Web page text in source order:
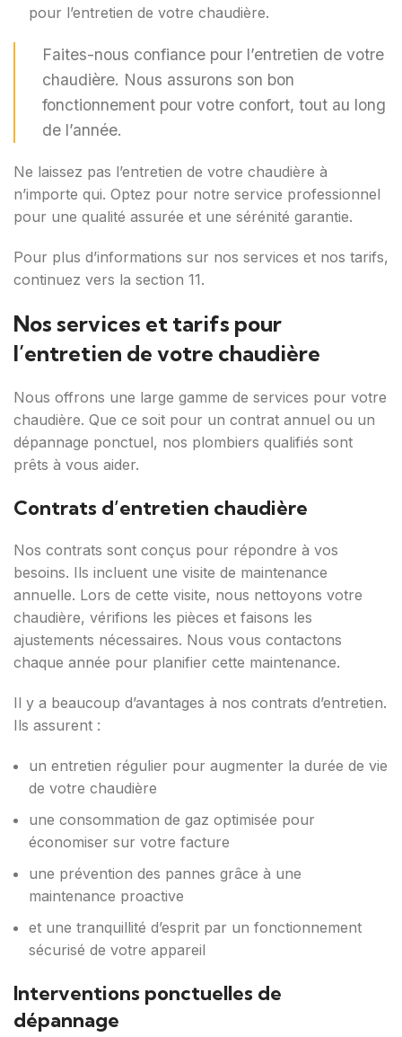
pour l’entretien de votre chaudière.
Faites-nous confiance pour l’entretien de votre
chaudière. Nous assurons son bon
fonctionnement pour votre confort, tout au long
de l’année.
Ne laissez pas l’entretien de votre chaudière à
n’importe qui. Optez pour notre service professionnel
pour une qualité assurée et une sérénité garantie.
Pour plus d’informations sur nos services et nos tarifs,
continuez vers la section 11.
Nos services et tarifs pour
l’entretien de votre chaudière
Nous offrons une large gamme de services pour votre
chaudière. Que ce soit pour un contrat annuel ou un
dépannage ponctuel, nos plombiers qualifiés sont
prêts à vous aider.
Contrats d’entretien chaudière
Nos contrats sont conçus pour répondre à vos
besoins. Ils incluent une visite de maintenance
annuelle. Lors de cette visite, nous nettoyons votre
chaudière, vérifions les pièces et faisons les
ajustements nécessaires. Nous vous contactons
chaque année pour planifier cette maintenance.
Il y a beaucoup d’avantages à nos contrats d’entretien.
Ils assurent :
un entretien régulier pour augmenter la durée de vie
de votre chaudière
une consommation de gaz optimisée pour
économiser sur votre facture
une prévention des pannes grâce à une
maintenance proactive
et une tranquillité d’esprit par un fonctionnement
sécurisé de votre appareil
Interventions ponctuelles de
dépannage